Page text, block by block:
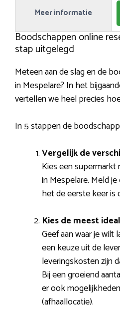
Meer informatie
Boodschappen online
stap uitgelegd
Meteen aan de slag en de
in Mespelare? In het
vertellen we heel precies
In 5 stappen de
Vergelijk de
Kies een
in Mespelare. Meld
het de eerste keer is
Kies de meest
Geef aan waar je wilt
een keuze uit de
leveringskosten zijn
Bij een groeiend
er ook
(afhaallocatie).